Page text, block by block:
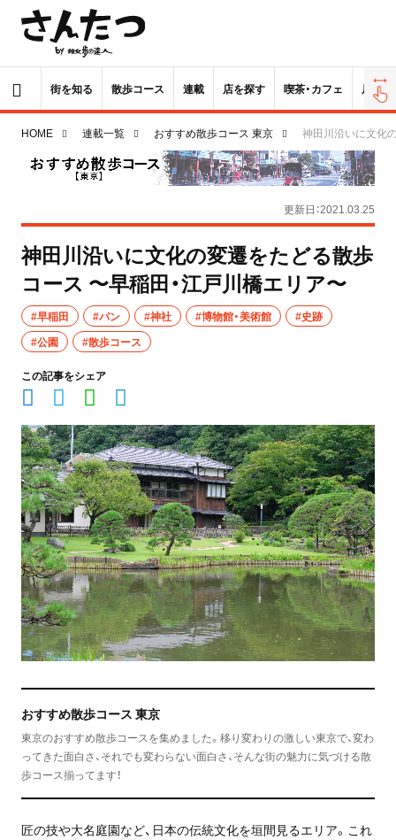
街を知る 散歩コース 連載 店を探す 喫茶・カフェ 居酒屋
HOME 連載一覧 おすすめ散歩コース 東京 神田川沿いに文化
更新日：2021.03.25
神田川沿いに文化の変遷をたどる散歩
コース 〜早稲田・江戸川橋エリア〜
#早稲田 #パン #神社 #博物館・美術館
#史跡
#公園
#散歩コース
この記事をシェア
おすすめ散歩コース 東京
東京のおすすめ散歩コースを集めました。移り変わりの激しい東京で、変わ
ってきた面白さ、それでも変わらない面白さ、そんな街の魅力に気づける散
歩コース揃ってます！
匠の技や大名庭園など、日本の伝統文化を垣間見るエリア。これ